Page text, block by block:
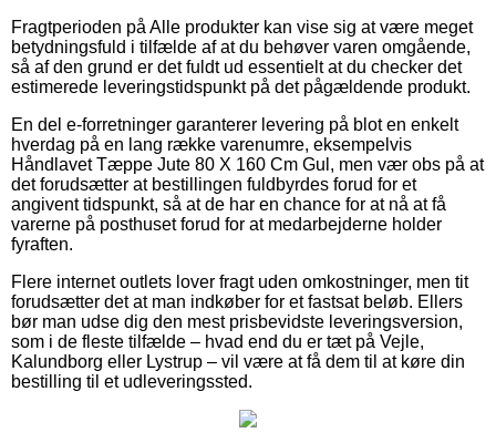
Fragtperioden på Alle produkter kan vise sig at være meget
betydningsfuld i tilfælde af at du behøver varen omgående,
så af den grund er det fuldt ud essentielt at du checker det
estimerede leveringstidspunkt på det pågældende produkt.
En del e-forretninger garanterer levering på blot en enkelt
hverdag på en lang række varenumre, eksempelvis
Håndlavet Tæppe Jute 80 X 160 Cm Gul, men vær obs på at
det forudsætter at bestillingen fuldbyrdes forud for et
angivent tidspunkt, så at de har en chance for at nå at få
varerne på posthuset forud for at medarbejderne holder
fyraften.
Flere internet outlets lover fragt uden omkostninger, men tit
forudsætter det at man indkøber for et fastsat beløb. Ellers
bør man udse dig den mest prisbevidste leveringsversion,
som i de fleste tilfælde – hvad end du er tæt på Vejle,
Kalundborg eller Lystrup – vil være at få dem til at køre din
bestilling til et udleveringssted.